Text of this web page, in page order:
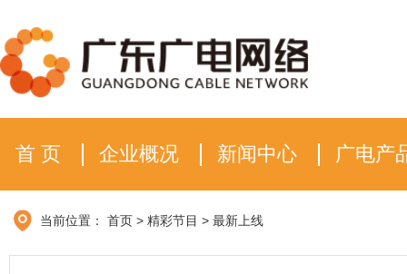
首 页 企业概况 新闻中心 广电产
当前位置： 首页 > 精彩节目 > 最新上线